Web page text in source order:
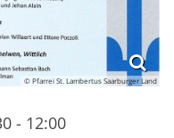
© Pfarrei St. Lambertus Saarburger Land
- 12:00